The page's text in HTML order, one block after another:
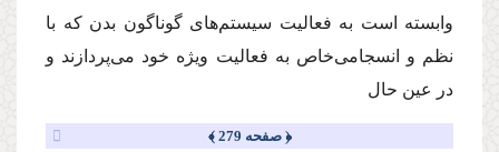
وابسته است به فعالیت سیستم‌هاى گوناگون بدن كه با
نظم و انسجامى‌خاص به فعالیت ویژه خود مى‌پردازند و
در عین حال
﴿ صفحه 279 ﴾